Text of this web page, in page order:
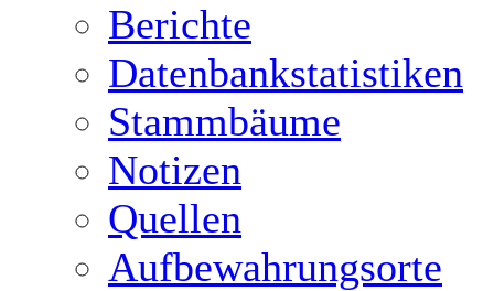
Berichte
Datenbankstatistiken
Stammbäume
Notizen
Quellen
Aufbewahrungsorte